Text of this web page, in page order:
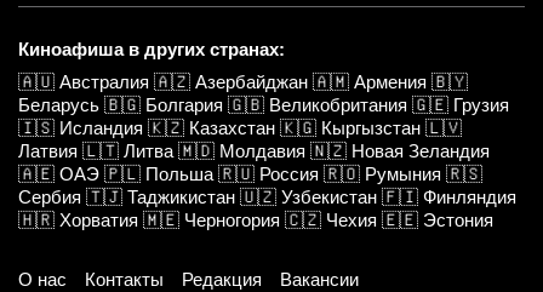
Киноафиша в других странах:
🇦🇺 Австралия 🇦🇿 Азербайджан 🇦🇲 Армения 🇧🇾
Беларусь 🇧🇬 Болгария 🇬🇧 Великобритания 🇬🇪 Грузия
🇮🇸 Исландия 🇰🇿 Казахстан 🇰🇬 Кыргызстан 🇱🇻
Латвия 🇱🇹 Литва 🇲🇩 Молдавия 🇳🇿 Новая Зеландия
🇦🇪 ОАЭ 🇵🇱 Польша 🇷🇺 Россия 🇷🇴 Румыния 🇷🇸
Сербия 🇹🇯 Таджикистан 🇺🇿 Узбекистан 🇫🇮 Финляндия
🇭🇷 Хорватия 🇲🇪 Черногория 🇨🇿 Чехия 🇪🇪 Эстония
О нас Контакты Редакция
Вакансии